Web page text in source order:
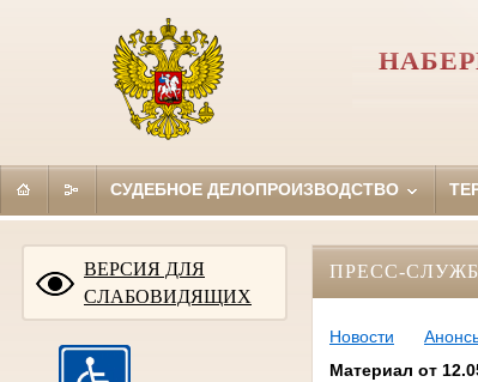
СУДЕБНОЕ ДЕЛОПРОИЗВОДСТВО
ВЕРСИЯ ДЛЯ
СЛАБОВИДЯЩИХ
ПРЕСС-
Новости
Материал от